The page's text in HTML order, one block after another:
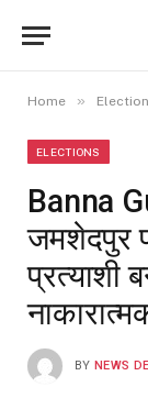
Home »
ELECTIONS
Banna
जमशेदपुर
प्रत्याशी
BY NEWS